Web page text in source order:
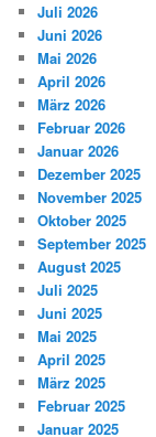
Juli 2026
Juni 2026
Mai 2026
April 2026
März 2026
Februar 2026
Januar 2026
Dezember 2025
November 2025
Oktober 2025
September 2025
August 2025
Juli 2025
Juni 2025
Mai 2025
April 2025
März 2025
Februar 2025
Januar 2025